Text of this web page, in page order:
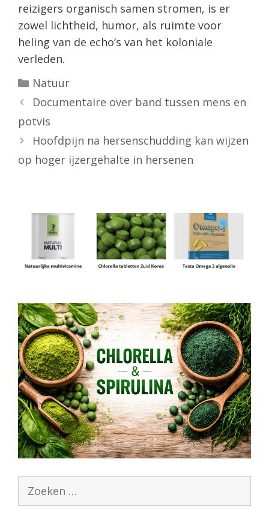
reizigers organisch samen stromen, is er
zowel lichtheid, humor, als ruimte voor
heling van de echo’s van het koloniale
verleden.
Categorieën
Natuur
Documentaire over band tussen mens en
potvis
Hoofdpijn na hersenschudding kan wijzen
op hoger ijzergehalte in hersenen
Zoek